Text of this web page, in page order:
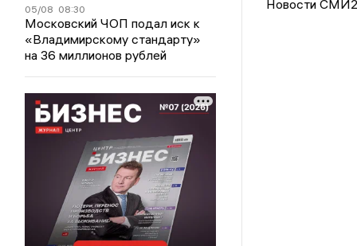
05/08 08:30
Московский ЧОП подал иск к
«Владимирскому стандарту»
на 36 миллионов рублей
Новости